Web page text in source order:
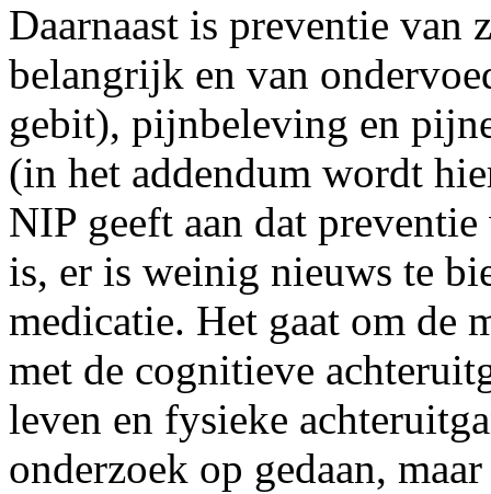
Daarnaast is preventie
belangrijk en van
gebit), pijnbeleving en
(in het addendum wordt
NIP geeft aan dat
is, er is weinig nieuws te
medicatie. Het gaat om de
met de cognitieve
leven en fysieke
onderzoek op gedaan,